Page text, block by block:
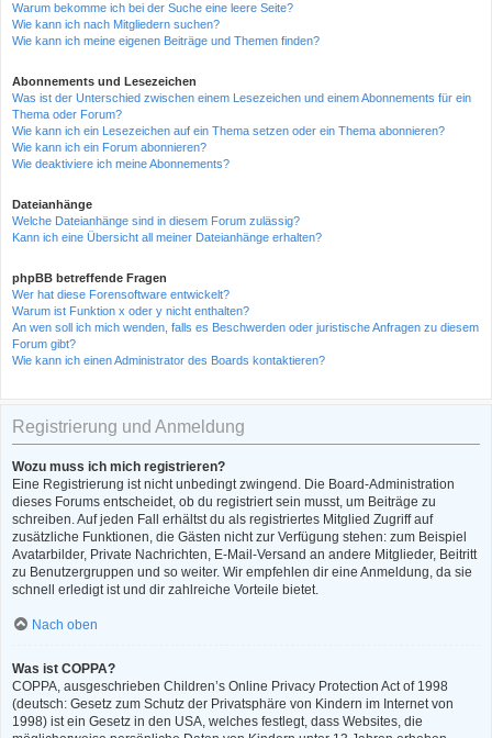
Warum bekomme ich bei der Suche eine leere Seite?
Wie kann ich nach Mitgliedern suchen?
Wie kann ich meine eigenen Beiträge und Themen finden?
Abonnements und Lesezeichen
Was ist der Unterschied zwischen einem Lesezeichen und einem Abonnements für ein
Thema oder Forum?
Wie kann ich ein Lesezeichen auf ein Thema setzen oder ein Thema abonnieren?
Wie kann ich ein Forum abonnieren?
Wie deaktiviere ich meine Abonnements?
Dateianhänge
Welche Dateianhänge sind in diesem Forum zulässig?
Kann ich eine Übersicht all meiner Dateianhänge erhalten?
phpBB betreffende Fragen
Wer hat diese Forensoftware entwickelt?
Warum ist Funktion x oder y nicht enthalten?
An wen soll ich mich wenden, falls es Beschwerden oder juristische Anfragen zu diesem
Forum gibt?
Wie kann ich einen Administrator des Boards kontaktieren?
Registrierung und Anmeldung
Wozu muss ich mich registrieren?
Eine Registrierung ist nicht unbedingt zwingend. Die Board-Administration
dieses Forums entscheidet, ob du registriert sein musst, um Beiträge zu
schreiben. Auf jeden Fall erhältst du als registriertes Mitglied Zugriff auf
zusätzliche Funktionen, die Gästen nicht zur Verfügung stehen: zum Beispiel
Avatarbilder, Private Nachrichten, E-Mail-Versand an andere Mitglieder, Beitritt
zu Benutzergruppen und so weiter. Wir empfehlen dir eine Anmeldung, da sie
schnell erledigt ist und dir zahlreiche Vorteile bietet.
Nach oben
Was ist COPPA?
COPPA, ausgeschrieben Children’s Online Privacy Protection Act of 1998
(deutsch: Gesetz zum Schutz der Privatsphäre von Kindern im Internet von
1998) ist ein Gesetz in den USA, welches festlegt, dass Websites, die